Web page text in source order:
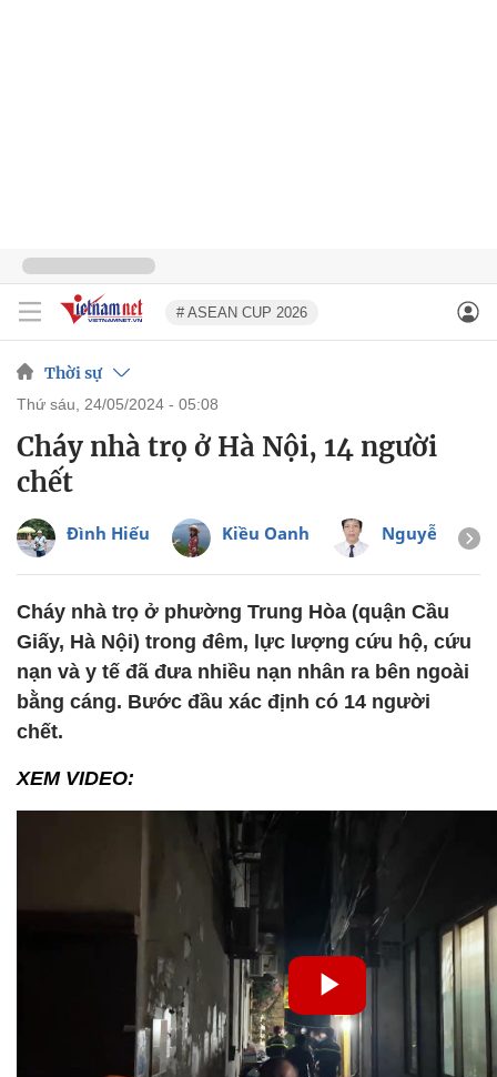
# ASEAN CUP 2026
Thời sự
thứ sáu, 24/05/2024 - 05:08
Cháy nhà trọ ở Hà Nội, 14 người
chết
Đình Hiếu Kiều Oanh Nguyễn Đức
Cháy nhà trọ ở phường Trung Hòa (quận Cầu
Giấy, Hà Nội) trong đêm, lực lượng cứu hộ, cứu
nạn và y tế đã đưa nhiều nạn nhân ra bên ngoài
bằng cáng. Bước đầu xác định có 14 người
chết.
XEM VIDEO: